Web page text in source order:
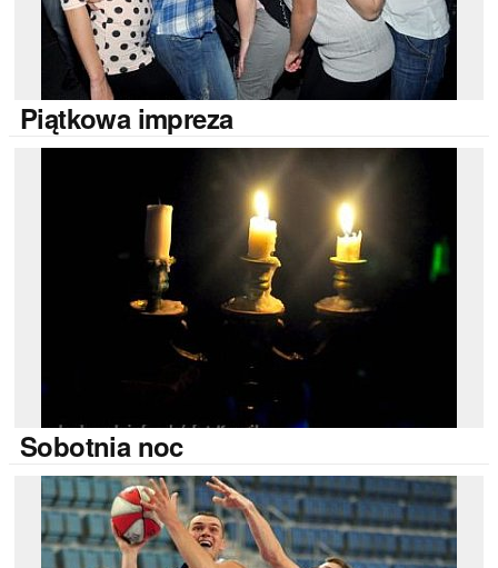
Piątkowaimpreza
Sobotnianoc